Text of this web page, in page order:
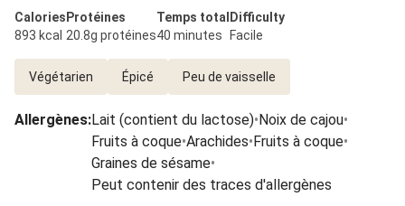
Calories
893 kcal
Protéines
20.8g protéines
Temps total
40 minutes
Difficulty
Facile
Végétarien Épicé Peu de vaisselle
Allergènes:Lait (contient du lactose)•Noix de cajou•
Fruits à coque•Arachides•Fruits à coque•
Graines de sésame•
Peut contenir des traces d'allergènes